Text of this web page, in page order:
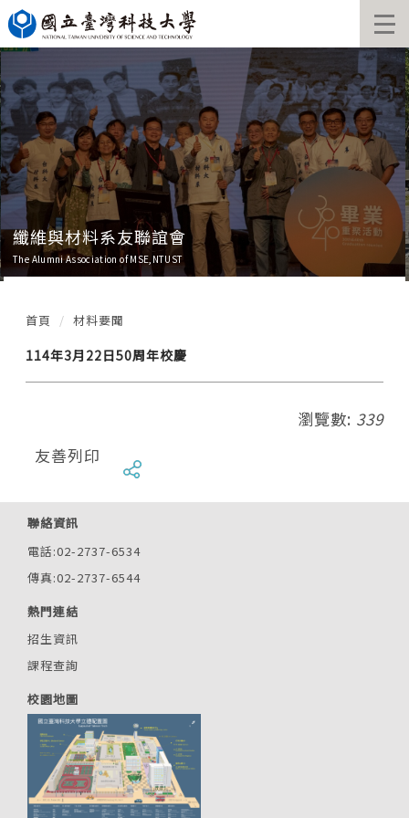
跳
到
主
內
容
區
塊
纖維與材料系友聯誼會
The Alumni Association of MSE,NTUST
首頁 材料要聞
114年3月22日50周年校慶
瀏覽數: 339
友善列印
聯絡資訊
電話:02-2737-6534
傳真:02-2737-6544
熱門連結
招生資訊
課程查詢
校園地圖